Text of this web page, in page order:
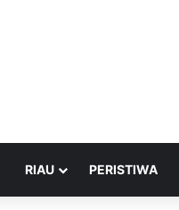
RIAU PERISTIWA